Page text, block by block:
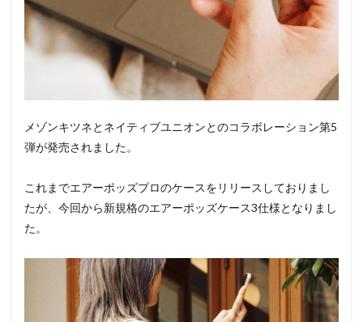
メゾンキツネとネイティブユニオンとのコラボレーション第5
弾が発売されました。
これまでエアーポッズプロのケースをリリースしておりまし
たが、今回から新規格のエアーポッズケース3仕様となりまし
た。